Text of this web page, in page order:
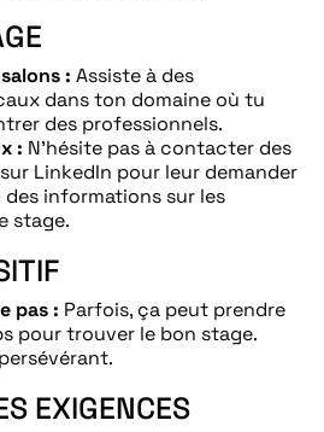
: Assiste à des
dans ton domaine où tu
des professionnels.
: N’hésite pas à contacter des
LinkedIn pour leur demander
des informations sur les
stage.
pas : Parfois, ça peut prendre
pour trouver le bon stage.
EXIGENCES